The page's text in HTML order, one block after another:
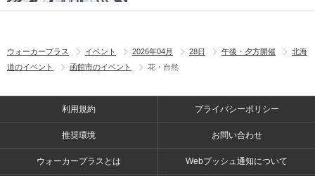
ウォーカープラス イベント 2026年04月 28日 午後・夕方開催
北海
道のイベント
函館市のイベント 花・自然
利用規約 プライバシーポリシー
推奨環境 お問い合わせ
ウォーカープラスとは Webプッシュ通知について